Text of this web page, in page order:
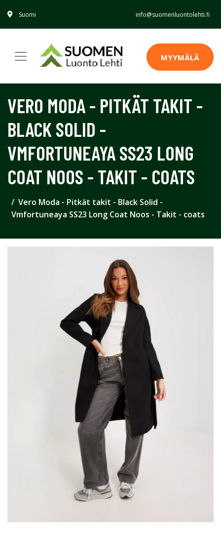
Suomi info@suomenluontolehti.fi
MYYMÄLÄ
VERO MODA - PITKÄT TAKIT -
BLACK SOLID -
VMFORTUNEAYA SS23 LONG
COAT NOOS - TAKIT - COATS
Vero Moda - Pitkät takit - Black Solid -
Vmfortuneaya SS23 Long Coat Noos - Takit - coats